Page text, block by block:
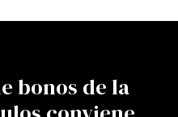
bonos de la